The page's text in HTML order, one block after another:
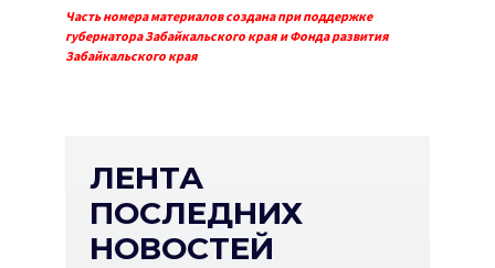
Часть номера материалов создана при поддержке
губернатора Забайкальского края и Фонда развития
Забайкальского края
ЛЕНТА
ПОСЛЕДНИХ
НОВОСТЕЙ